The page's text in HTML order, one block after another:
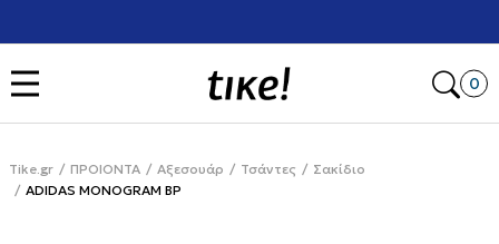
0
Tike.gr ΠΡΟΙΟΝΤΑ Αξεσουάρ Τσάντες
Σακίδιο
ADIDAS MONOGRAM BP